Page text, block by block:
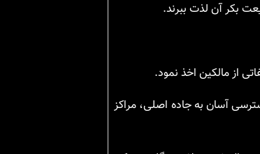
بکر آن لذت ببرند.
از مالکین اخذ نمود.
در چمستان ، دسترسی آسان به جاده اصلی، مراکز